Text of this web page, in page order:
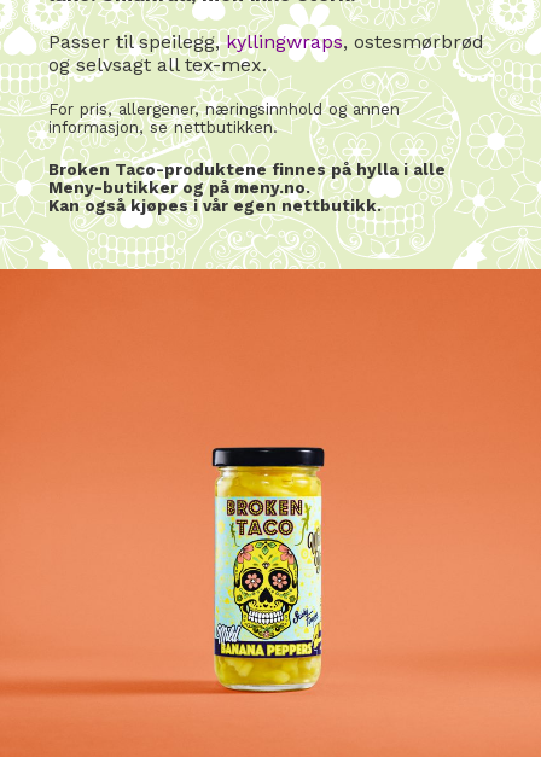
Passer til speilegg,kyllingwraps, ostesmørbrød
og selvsagt all tex-mex.
For pris, allergener, næringsinnhold og annen
informasjon, se nettbutikken.
Broken Taco-produktene finnes på hylla i alle
Meny-butikker og på meny.no.
Kan også kjøpes i vår egen nettbutikk.